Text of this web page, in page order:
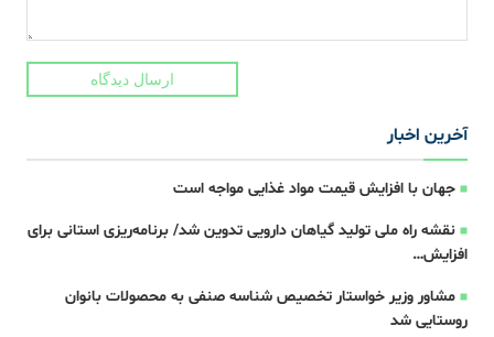
ارسال دیدگاه
آخرین اخبار
جهان با افزایش قیمت مواد غذایی مواجه است
نقشه راه ملی تولید گیاهان دارویی تدوین شد/ برنامه‌ریزی استانی برای
افزایش…
مشاور وزیر خواستار تخصیص شناسه صنفی به محصولات بانوان
روستایی شد